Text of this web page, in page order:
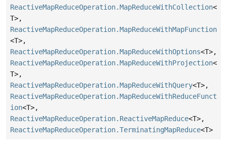
ReactiveMapReduceOperation.MapReduceWithCollection<
T>,
ReactiveMapReduceOperation.MapReduceWithMapFunction
<T>,
ReactiveMapReduceOperation.MapReduceWithOptions<T>,
ReactiveMapReduceOperation.MapReduceWithProjection<
T>,
ReactiveMapReduceOperation.MapReduceWithQuery<T>,
ReactiveMapReduceOperation.MapReduceWithReduceFunct
ion<T>,
ReactiveMapReduceOperation.ReactiveMapReduce<T>,
ReactiveMapReduceOperation.TerminatingMapReduce<T>